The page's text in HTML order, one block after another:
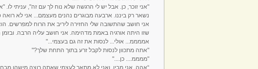
"אני זוכר, כן. אבל יש לי הרגשה שלא נוח לך עם זה", עניתי
נשאר רק ביננו. ארבעה מבוגרים נהנים מעצמם... אני לא רואה
אני חושב שהתשובה שלי החזירה ליריב את הרוח למפרשים.
שזו היתה אורגיה באמת מדהימה. אני חושב עליה הרבה.
אממממ... אולי... לנסות את זה גם בעצמי..."
"אתה מתכוון לנסות לקבל זרע בתוך התחת שלך?"
"ממממ.... כן...."
“אהה. אני מבין. ואני לא מתאר לעצמי שאתה רוצה מישהו